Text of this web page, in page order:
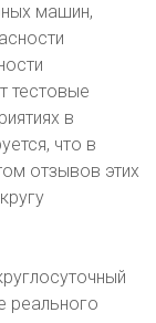
машин,
тестовые
в
что в
отзывов этих
реального